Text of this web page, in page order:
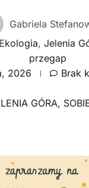
Gabriela
Ekologia, Jelenia
przegap
2026
Brak
GÓRA,